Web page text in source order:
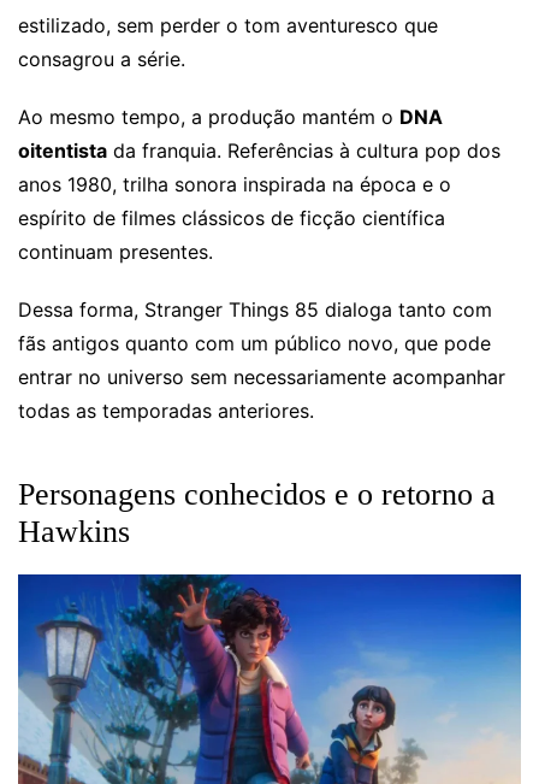
estilizado, sem perder o tom aventuresco que
consagrou a série.
Ao mesmo tempo, a produção mantém o DNA
oitentista da franquia. Referências à cultura pop dos
anos 1980, trilha sonora inspirada na época e o
espírito de filmes clássicos de ficção científica
continuam presentes.
Dessa forma, Stranger Things 85 dialoga tanto com
fãs antigos quanto com um público novo, que pode
entrar no universo sem necessariamente acompanhar
todas as temporadas anteriores.
Personagens conhecidos e o retorno a
Hawkins